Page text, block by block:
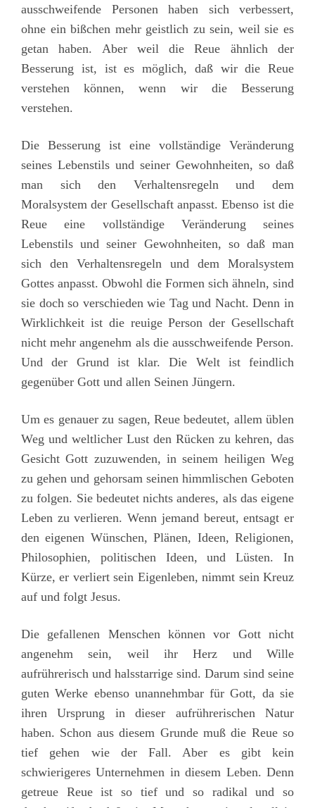
ausschweifende Personen haben sich verbessert,
ohne ein bißchen mehr geistlich zu sein, weil sie es
getan haben. Aber weil die Reue ähnlich der
Besserung ist, ist es möglich, daß wir die Reue
verstehen können, wenn wir die Besserung
verstehen.
Die Besserung ist eine vollständige Veränderung
seines Lebenstils und seiner Gewohnheiten, so daß
man sich den Verhaltensregeln und dem
Moralsystem der Gesellschaft anpasst. Ebenso ist die
Reue eine vollständige Veränderung seines
Lebenstils und seiner Gewohnheiten, so daß man
sich den Verhaltensregeln und dem Moralsystem
Gottes anpasst. Obwohl die Formen sich ähneln, sind
sie doch so verschieden wie Tag und Nacht. Denn in
Wirklichkeit ist die reuige Person der Gesellschaft
nicht mehr angenehm als die ausschweifende Person.
Und der Grund ist klar. Die Welt ist feindlich
gegenüber Gott und allen Seinen Jüngern.
Um es genauer zu sagen, Reue bedeutet, allem üblen
Weg und weltlicher Lust den Rücken zu kehren, das
Gesicht Gott zuzuwenden, in seinem heiligen Weg
zu gehen und gehorsam seinen himmlischen Geboten
zu folgen. Sie bedeutet nichts anderes, als das eigene
Leben zu verlieren. Wenn jemand bereut, entsagt er
den eigenen Wünschen, Plänen, Ideen, Religionen,
Philosophien, politischen Ideen, und Lüsten. In
Kürze, er verliert sein Eigenleben, nimmt sein Kreuz
auf und folgt Jesus.
Die gefallenen Menschen können vor Gott nicht
angenehm sein, weil ihr Herz und Wille
aufrührerisch und halsstarrige sind. Darum sind seine
guten Werke ebenso unannehmbar für Gott, da sie
ihren Ursprung in dieser aufrührerischen Natur
haben. Schon aus diesem Grunde muß die Reue so
tief gehen wie der Fall. Aber es gibt kein
schwierigeres Unternehmen in diesem Leben. Denn
getreue Reue ist so tief und so radikal und so